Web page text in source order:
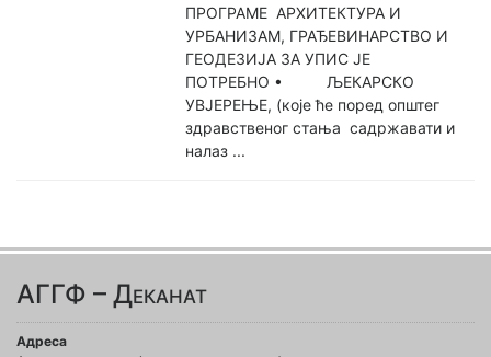
ПРОГРАМЕ АРХИТЕКТУРА И
УРБАНИЗАМ, ГРАЂЕВИНАРСТВО И
ГЕОДЕЗИЈА ЗА УПИС ЈЕ
ПОТРЕБНО • ЉЕКАРСКО
УВЈЕРЕЊЕ, (које ће поред општег
здравственог стања садржавати и
налаз ...
АГГФ – Деканат
Адреса